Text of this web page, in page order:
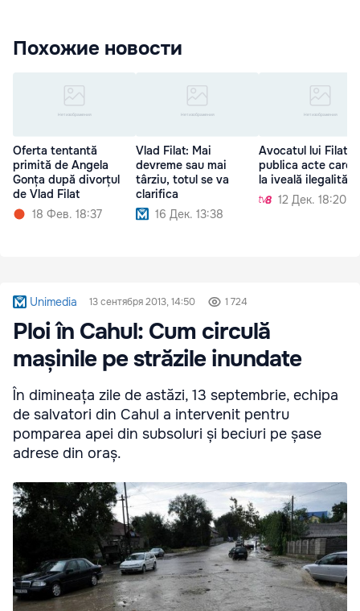
Похожие новости
Oferta tentantă
primită de Angela
Gonța după divorțul
de Vlad Filat
18 Фев. 18:37
Vlad Filat: Mai
devreme sau mai
târziu, totul se va
clarifica
16 Дек. 13:38
Avocatul lui Filat:
publica acte care
la iveală
12 Дек. 18:20
Unimedia 13 сентября 2013, 14:50 1 724
Ploi în Cahul: Cum circulă
mașinile pe străzile inundate
În dimineața zile de astăzi, 13 septembrie, echipa
de salvatori din Cahul a intervenit pentru
pomparea apei din subsoluri și beciuri pe șase
adrese din oraș.